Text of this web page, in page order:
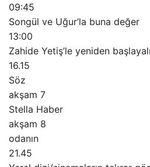
09:45
Songül ve Uğur’la buna değer
13:00
Zahide Yetiş’le yeniden
16.15
Söz
akşam 7
Stella Haber
akşam 8
odanın
21.45